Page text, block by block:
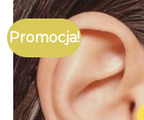
Promocja!